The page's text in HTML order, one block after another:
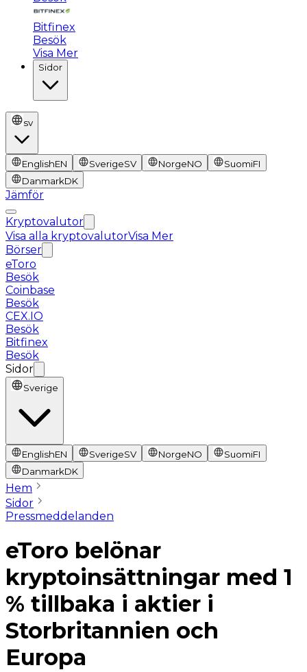
Bitfinex
Besök
Visa Mer
Sidor
sv
EnglishEN SverigeSV NorgeNO SuomiFI
DanmarkDK
Jämför
Kryptovalutor
Visa alla kryptovalutorVisa Mer
Börser
eToro
Besök
Coinbase
Besök
CEX.IO
Besök
Bitfinex
Besök
Sidor
Sverige
EnglishEN SverigeSV NorgeNO SuomiFI
DanmarkDK
Hem
Sidor
Pressmeddelanden
eToro belönar
kryptoinsättningar med 1
% tillbaka i aktier i
Storbritannien och
Europa